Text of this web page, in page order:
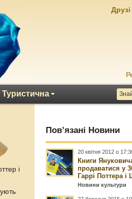
Туристична
Друзі
і
Пов’язані Новини
20 квітня 2012 о
Книги
продаватися у
Гаррі Поттера
Новини культури